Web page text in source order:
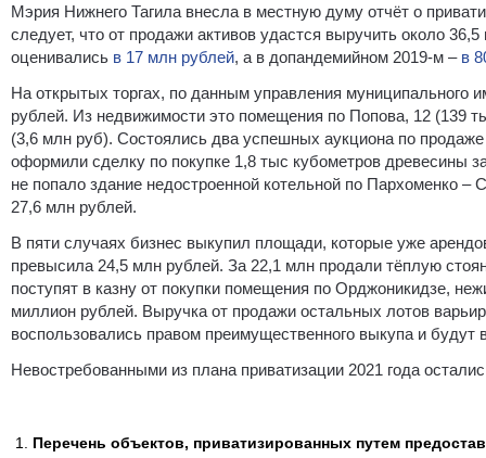
Мэрия Нижнего Тагила внесла в местную думу отчёт о
следует, что от продажи активов удастся выручить около
оценивались в 17 млн рублей, а в допандемийном 2019-м – в
На открытых торгах, по данным управления муниципального
рублей. Из недвижимости это помещения по Попова, 12 (139
(3,6 млн руб). Состоялись два успешных аукциона по
оформили сделку по покупке 1,8 тыс кубометров древесины
не попало здание недостроенной котельной по Пархоменко –
27,6 млн рублей.
В пяти случаях бизнес выкупил площади, которые уже
превысила 24,5 млн рублей. За 22,1 млн продали тёплую
поступят в казну от покупки помещения по Орджоникидзе,
миллион рублей. Выручка от продажи остальных лотов
воспользовались правом преимущественного выкупа и будут
Невостребованными из плана приватизации 2021 года
Перечень объектов, приватизированных путем